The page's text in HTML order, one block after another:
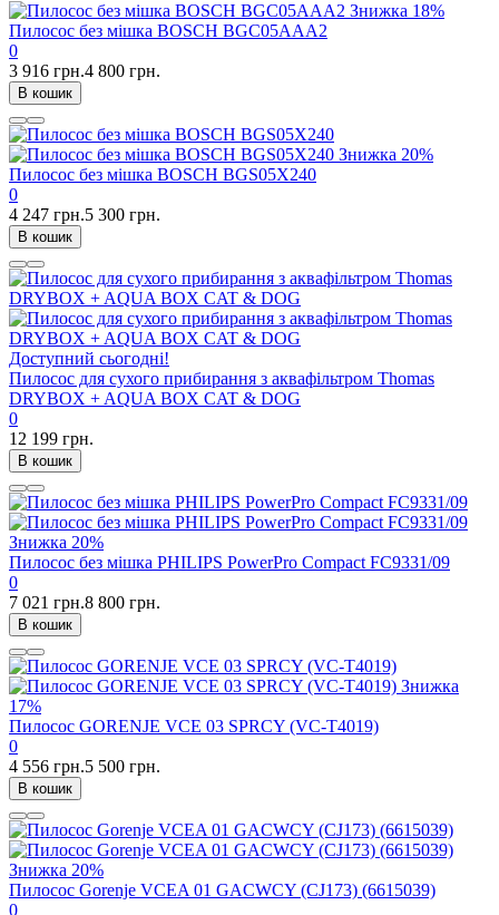
Знижка 18%
Пилосос без мішка BOSCH BGC05AAA2
0
3 916 грн.4 800 грн.
В кошик
Знижка 20%
Пилосос без мішка BOSCH BGS05X240
0
4 247 грн.5 300 грн.
В кошик
Доступний сьогодні!
Пилосос для сухого прибирання з аквафільтром Thomas
DRYBOX + AQUA BOX CAT & DOG
0
12 199 грн.
В кошик
Знижка 20%
Пилосос без мішка PHILIPS PowerPro Compact FC9331/09
0
7 021 грн.8 800 грн.
В кошик
Знижка
17%
Пилосос GORENJE VCE 03 SPRCY (VC-T4019)
0
4 556 грн.5 500 грн.
В кошик
Знижка 20%
Пилосос Gorenje VCEA 01 GACWCY (CJ173) (6615039)
0